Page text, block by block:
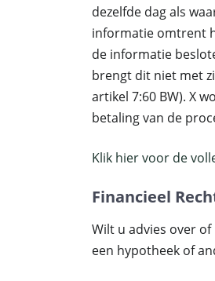
dezelfde dag als
informatie omtrent
de informatie
brengt dit niet met
artikel 7:60 BW). X
betaling van de
Klik hier voor de
Financieel
Wilt u advies over
een hypotheek of